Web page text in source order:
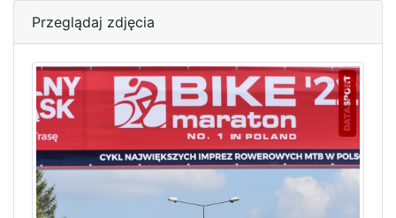
Przeglądaj zdjęcia